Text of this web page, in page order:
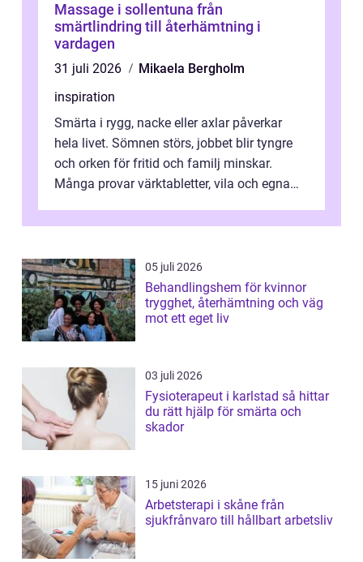
Massage i sollentuna från
smärtlindring till återhämtning i
vardagen
31 juli 2026
Mikaela Bergholm
inspiration
Smärta i rygg, nacke eller axlar påverkar
hela livet. Sömnen störs, jobbet blir tyngre
och orken för fritid och familj minskar.
Många provar värktabletter, vila och egna
05 juli 2026
Behandlingshem för kvinnor
trygghet, återhämtning och väg
mot ett eget liv
03 juli 2026
Fysioterapeut i karlstad så hittar
du rätt hjälp för smärta och
skador
15 juni 2026
Arbetsterapi i skåne från
sjukfrånvaro till hållbart arbetsliv